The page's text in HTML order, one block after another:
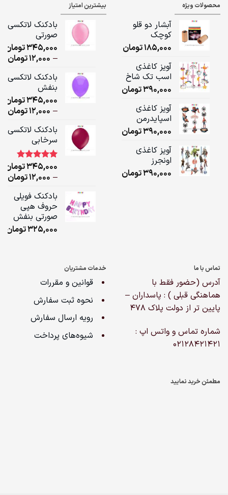
محصولات ویژه
آبشار دو قلو
کوچک
185,000تومان
آویز کاغذی
اسب تک شاخ
390,000تومان
آویز کاغذی
اسپایدرمن
390,000تومان
آویز کاغذی
اونجرز
390,000تومان
بیشترین امتیاز
بادکنک لاتکسی
صورتی
345,000تومان
–
12,000تومان
بادکنک لاتکسی
بنفش
345,000تومان
–
12,000تومان
بادکنک لاتکسی
سرخابی
امتیاز5.00
1
مشتری
345,000تومان
–
12,000تومان
بادکنک فویلی
حروف هپی
صورتی بنفش
325,000تومان
تماس با ما
آدرس (حضور فقط با
هماهنگی قبلی ) : پاسداران –
پایین تر از دولت پلاک ۴۷۸
شماره تماس و واتس اپ :
02128421421
خدمات مشتریان
قوانین و مقررات
نحوه ثبت سفارش
رویه ارسال سفارش
شیوه‌های پرداخت
مطمئن خرید نمایید